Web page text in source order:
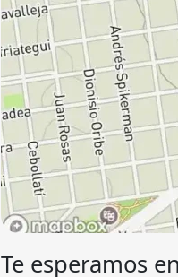
Te esperamos